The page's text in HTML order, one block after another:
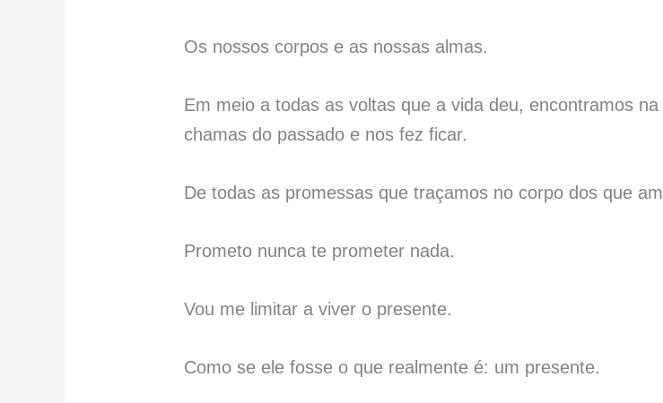
Os nossos corpos e as nossas almas.
Em meio a todas as voltas que a vida deu, encontramos
chamas do passado e nos fez ficar.
De todas as promessas que traçamos no corpo dos que
Prometo nunca te prometer nada.
Vou me limitar a viver o presente.
Como se ele fosse o que realmente é: um presente.